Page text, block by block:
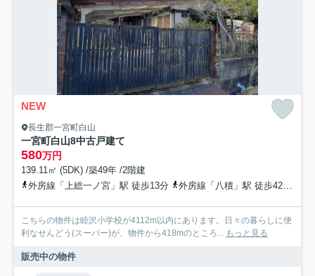
NEW
長生郡一宮町白山
一宮町白山8中古戸建て
580万円
139.11㎡ (5DK) /築49年 /2階建
外房線「上総一ノ宮」駅 徒歩13分
外房線「八積」駅 徒歩42分
こちらの物件は睦沢小学校が4112m以内にあります。日々の暮らしに便
利なせんどう(スーパー)が、物件から418mのところ... もっと見る
販売中の物件